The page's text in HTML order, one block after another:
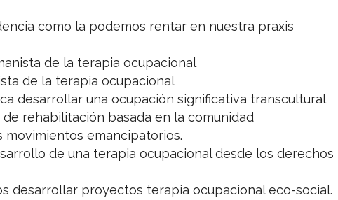
como la podemos rentar en nuestra praxis
de la terapia ocupacional
de la terapia ocupacional
desarrollar una ocupación significativa transcultural
rehabilitación basada en la comunidad
emancipatorios.
de una terapia ocupacional desde los derechos
desarrollar proyectos terapia ocupacional eco-social.